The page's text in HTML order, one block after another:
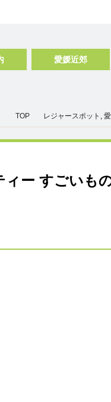
愛媛近郊
TOP レジャースポット ,
ー すごいも